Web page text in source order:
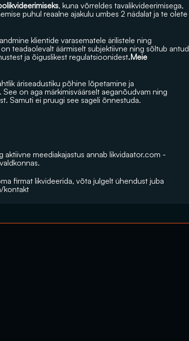
, kuna võrreldes tavalikvideerimisega,
puhul reaalne ajakulu umbes 2 nädalat ja te olete
klientide varasematele ärilistele ning
teadaolevalt äärmiselt subjektiivne ning sõltub antud
ja õiguslikest regulatsioonidest.Meie
äriseadustiku põhine lõpetamine ja
on aga märkimisväärselt aeganõudvam ning
Samuti ei pruugi see sageli õnnestuda.
meediakajastus annab likvidaator.com -
firmat likvideerida, võta julgelt ühendust juba
kontakt